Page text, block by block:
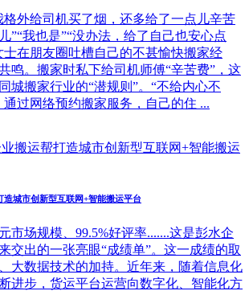
格外给司机买了烟，还多给了一点儿辛苦
”“我也是”“没办法，给了自己也安心点
在朋友圈吐槽自己的不甚愉快搬家经
鸣。搬家时私下给司机师傅“辛苦费”，这
城搬家行业的“潜规则”。“不给内心不
过网络预约搬家服务，自己的住 ...
造城市创新型互联网+智能搬运平台
市场规模、99.5%好评率.......这是彭水企
交出的一张亮眼“成绩单”。这一成绩的取
大数据技术的加持。近年来，随着信息化
进步，货运平台运营向数字化、智能化方